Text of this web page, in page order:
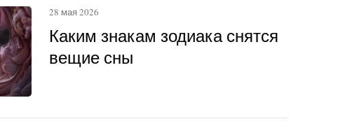
Каким знакам зодиака снятся
вещие сны
28 мая 2026